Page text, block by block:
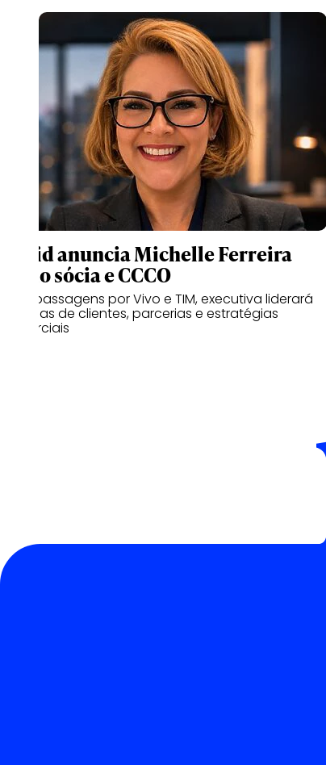
Druid anuncia Michelle Ferreira
como sócia e CCCO
Com passagens por Vivo e TIM, executiva liderará
as áreas de clientes, parcerias e estratégias
comerciais